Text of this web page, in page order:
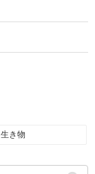
生き物